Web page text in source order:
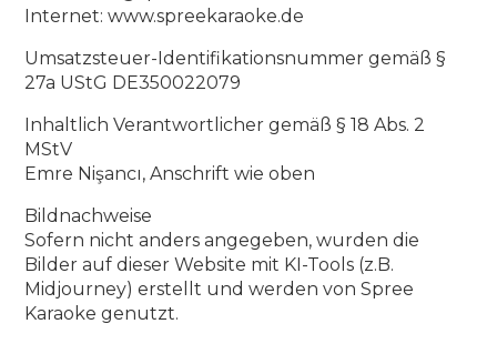
Internet: www.spreekaraoke.de
Umsatzsteuer-Identifikationsnummer gemäß §
27a UStG DE350022079
Inhaltlich Verantwortlicher gemäß § 18 Abs. 2
MStV
Emre Nişancı, Anschrift wie oben
Bildnachweise
Sofern nicht anders angegeben, wurden die
Bilder auf dieser Website mit KI-Tools (z.B.
Midjourney) erstellt und werden von Spree
Karaoke genutzt.